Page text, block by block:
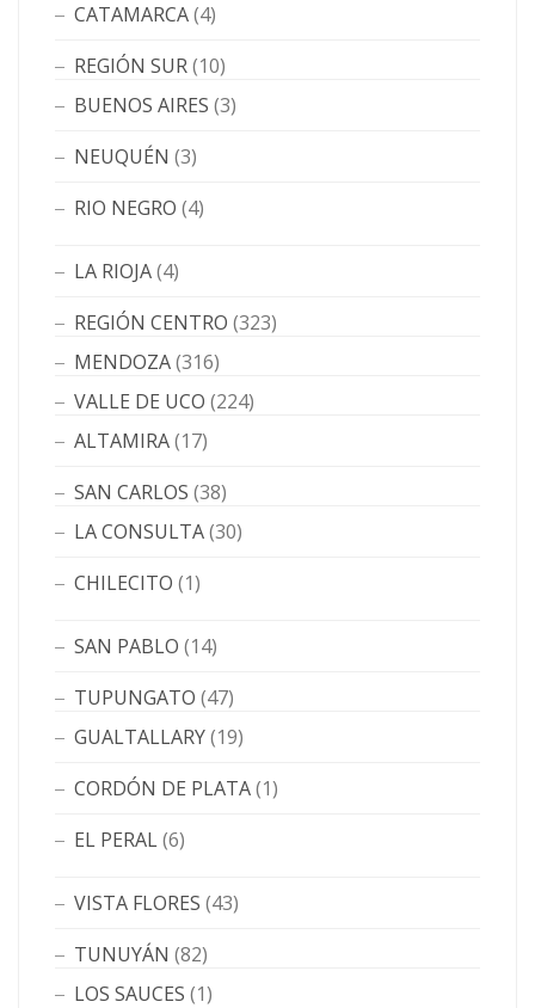
CATAMARCA(4)
REGIÓN SUR(10)
BUENOS AIRES (3)
NEUQUÉN (3)
RIO NEGRO (4)
LA RIOJA(4)
REGIÓN CENTRO (323)
MENDOZA(316)
VALLE DE UCO (224)
ALTAMIRA(17)
SAN CARLOS (38)
LA CONSULTA(30)
CHILECITO (1)
SAN PABLO (14)
TUPUNGATO (47)
GUALTALLARY(19)
CORDÓN DE PLATA(1)
EL PERAL(6)
VISTA FLORES (43)
TUNUYÁN (82)
LOS SAUCES (1)